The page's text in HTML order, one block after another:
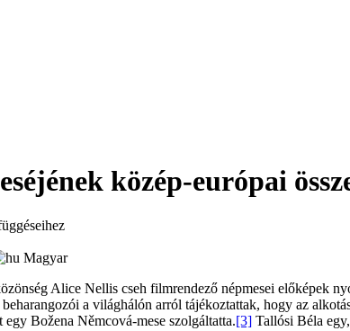
közép-európai
Magyar
Alice Nellis cseh filmrendező népmesei előképek
a világhálón arról tájékoztattak, hogy az
Božena Němcová-mese szolgáltatta.[3] Tallósi Béla